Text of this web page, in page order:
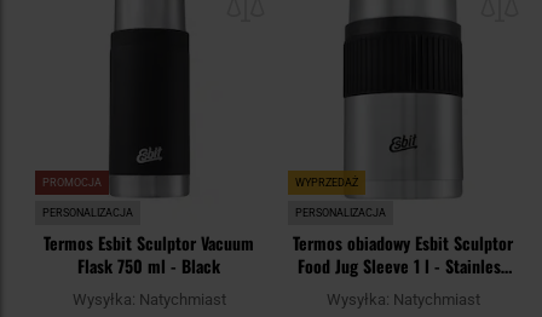
PROMOCJA
PERSONALIZACJA
Termos Esbit Sculptor Vacuum
Flask 750 ml - Black
Wysyłka: Natychmiast
WYPRZEDAŻ
PERSONALIZACJA
Termos obiadowy Esbit Sculptor
Food Jug Sleeve 1 l - Stainless
Steel
Wysyłka: Natychmiast